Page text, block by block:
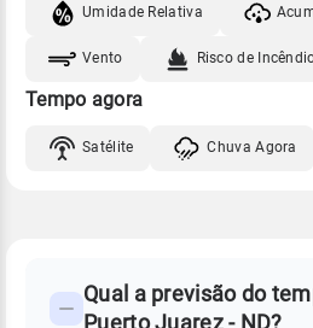
Umidade Relativa
Vento Risco de
Tempo agora
Satélite Chuva Agora
TEMPO
Qual a previsão do
Puerto Juarez - ND?